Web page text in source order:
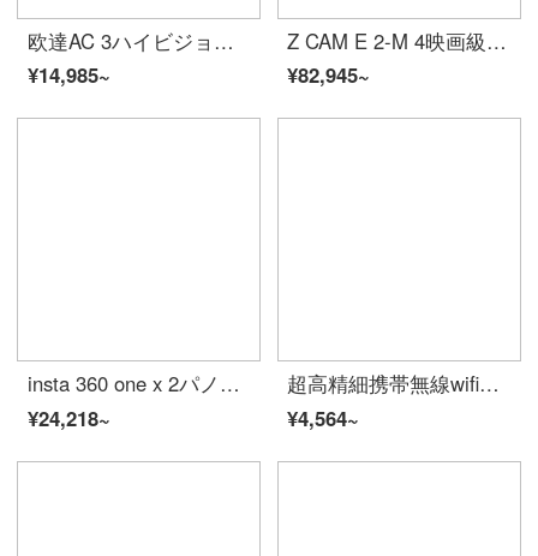
欧達AC 3ハイビジョン4 Kカメラを輸入して、夜はハイエンド専門の一体機WIFIAPPを見て、家庭会議旅行の結婚式を生放送します。
¥14,985~
Z CAM E 2-M 4映画級カメラ4 k 160 pカメラは、ProRes RAWフォーマットMFTシングルボディ（M 43カードホルダー）に豪礼を送ります。
¥82,945~
insta 360 one x 2パノラマカメラ5.7 K高精細1800 wピクセルVlogスキーカメラ64 G生放送コース（サイドで流すことができます。電源を切りません。）
¥24,218~
超高精細携帯無線wifi携帯電話の遠隔監視カメラの小型カメラの手持ち式会議の記録装置の携帯カメラのミニDVビデオレコーダーのミニwifiの2種類の版の高清+128 G
¥4,564~